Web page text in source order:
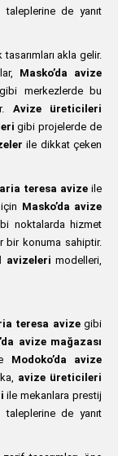
taleplerine de yanıt
tasarımları akla gelir.
Masko’da avize
merkezlerde bu
Avize üreticileri
gibi projelerde de
ile dikkat çeken
teresa avize ile
Masko’da avize
noktalarda hizmet
bir konuma sahiptir.
avizeleri modelleri,
teresa avizegibi
avize mağazası
Modoko’da avize
avize üreticileri
ile mekanlara prestij
taleplerine de yanıt